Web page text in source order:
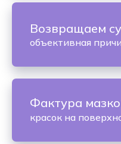
Возвращаем
объективная
Фактура
красок на